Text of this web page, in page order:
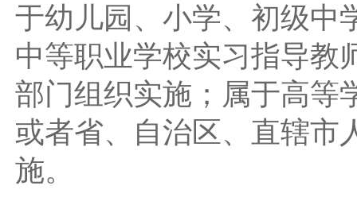
于幼儿园、小学、初级中
中等职业学校实习指导教
部门组织实施；属于高等
或者省、自治区、直辖市
施。